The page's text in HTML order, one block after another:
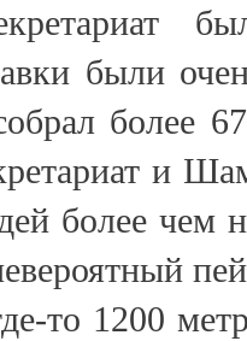
были
более
и
более чем
то 1200